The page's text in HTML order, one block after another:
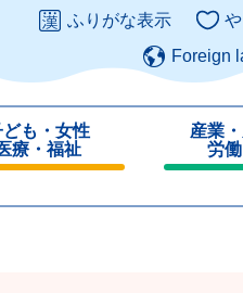
ふりがな表示
Foreign
ども・女性
療・福祉
産業
労
じ